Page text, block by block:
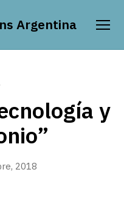
Argentina
y
2018